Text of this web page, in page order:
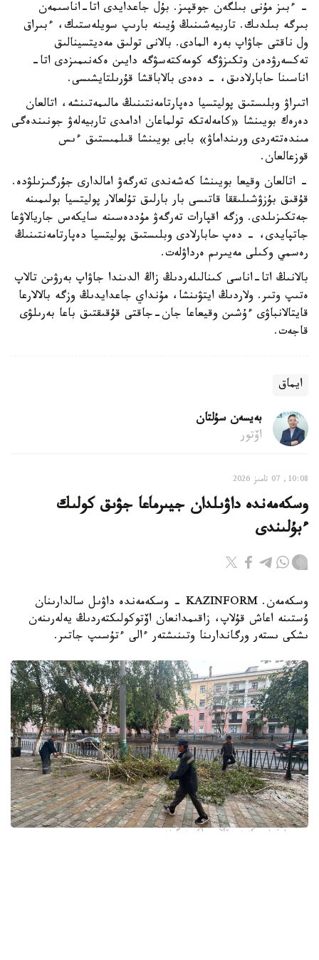
- ءبىز مۇنى بىلگەن جوقپىز. بۇل جاعدايدى اتا-اناسىمەن
بىرگە بىلدىك. تاربيەشىنىڭ ۇيىنە بارىپ سويلەستىك، ءبىراق
ول ناقتى جاۋاپ بەرە المادى. بالانى تولىق مەديتسينالىق
تەكسەرۋدەن وتكىزۋگە كومەكتەسۋگە دايىن ەكەنىمىزدى اتا-
اناسىنا حابارلادىق، - دەدى بالاباقشا قۇرىلتايشىسى.
اتىراۋ وبلىستىق پوليتسيا دەپارتامەنتىنىڭ مالىمەتىنشە، اتالعان
دەرەك بويىنشا «كامەلەتكە تولماعان ادامدى تاربيەلەۋ جونىندەگى
مىندەتتەردى ورىنداماۋ» بابى بويىنشا قىلمىستىق ءىس
قوزعالعان.
- اتالعان وقيعا بويىنشا كەشەندى تەرگەۋ امالدارى جۇرگىزىلۋدە.
قۇقىق بۇزۋشىلىققا قاتىسى بار بارلىق تۇلعالار پوليتسيا بولىمىنە
جەتكىزىلدى. وزگە اقپارات تەرگەۋ مۇددەسىنە سايكەس جاريالاۋعا
جاتپايدى، - دەپ حابارلادى وبلىستىق پوليتسيا دەپارتامەنتىنىڭ
رەسمي وكىلى مەيىرىم ەرداۋلەت.
بالانىڭ اتا-اناسى كىنالىلەردىڭ زاڭ الدىندا جاۋاپ بەرۋىن تالاپ
ەتىپ وتىر. ولاردىڭ ايتۋىنشا، مۇنداي جاعدايدىڭ وزگە بالالارعا
قايتالانباۋى ءۇشىن وقيعاعا جان-جاقتى قۇقىقتىق باعا بەرىلۋى
قاجەت.
ايماق
بەيسەن سۇلتان
اۆتور
10:08, 07 تامىز 2026
وسكەمەندە داۋىلدان جيىرماعا جۋىق كولىك
ءبۇلىندى
وسكەمەن. KAZINFORM - وسكەمەندە داۋىل سالدارىنان
ۇستىنە اعاش قۇلاپ، زاقىمدانعان اۆتوكولىكتەردىڭ يەلەرىنەن
ىشكى ىستەر ورگاندارىنا وتىنىشتەر ءالى ءتۇسىپ جاتىر.
فوتو: وسكەمەن قالاسى اكىمدىگىنەن